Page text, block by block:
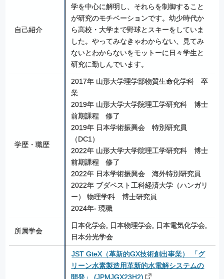
自己紹介
学を中心に解明し、それらを制御すること
が研究のモチベーションです。幼少時代か
ら高校・大学まで野球とスキーをしていま
した。やってみなきゃわからない、見てみ
ないとわからないをモットーに日々学生と
研究に勤しんでいます。
学歴・職歴
2017年 山形大学理学部物質生命化学科　卒
業
2019年 山形大学大学院理工学研究科　博士
前期課程　修了
2019年 日本学術振興会　特別研究員
（DC1）
2022年 山形大学大学院理工学研究科　博士
前期課程　修了
2022年 日本学術振興会　海外特別研究員
2022年 ブダペスト工科経済大学（ハンガリ
ー） 物理学科　博士研究員
2024年- 現職
所属学会
日本化学会, 日本物理学会,
日本分光学会
JST GteX（革新的GX技術創出事業） 「グ
リーン水素製造用革新的水電解システムの
開発」 (JPMJGX23H2)